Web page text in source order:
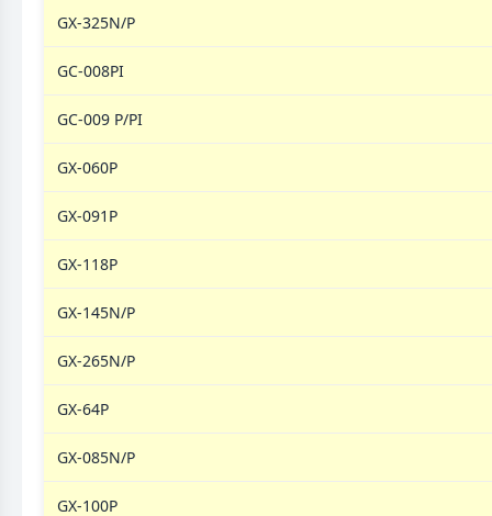
GX-325N/P
GC-008PI
GC-009 P/PI
GX-060P
GX-091P
GX-118P
GX-145N/P
GX-265N/P
GX-64P
GX-085N/P
GX-100P